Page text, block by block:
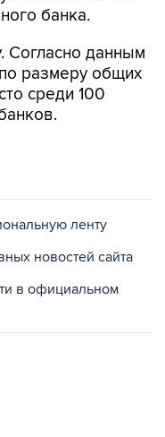
Согласно данным
среди 100
новостей сайта
в официальном